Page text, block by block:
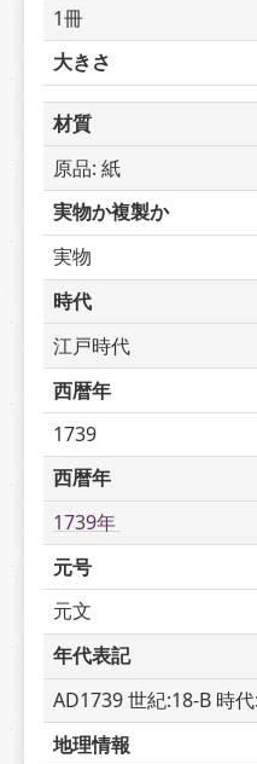
1冊
大きさ
材質
原品: 紙
実物か複製か
実物
時代
江戸時代
西暦年
1739
西暦年
1739年
元号
元文
年代表記
AD1739 世紀:18-B 時
地理情報